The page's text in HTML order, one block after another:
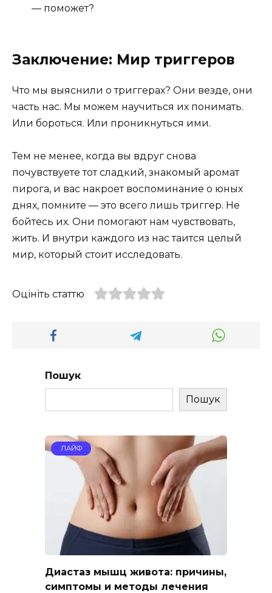
— поможет?
Заключение: Мир триггеров
Что мы выяснили о триггерах? Они везде, они
часть нас. Мы можем научиться их понимать.
Или бороться. Или проникнуться ими.
Тем не менее, когда вы вдруг снова
почувствуете тот сладкий, знакомый аромат
пирога, и вас накроет воспоминание о юных
днях, помните — это всего лишь триггер. Не
бойтесь их. Они помогают нам чувствовать,
жить. И внутри каждого из нас таится целый
мир, который стоит исследовать.
Оцініть статтю
Пошук
Пошук
ЛАЙФ
Диастаз мышц живота: причины,
симптомы и методы лечения